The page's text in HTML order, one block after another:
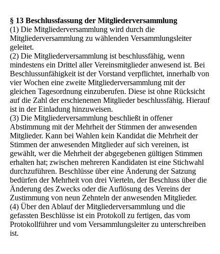
§ 13 Beschlussfassung der Mitgliederversammlung
(1) Die Mitgliederversammlung wird durch die
Mitgliederversammlung zu wählenden Versammlungsleiter
geleitet.
(2) Die Mitgliederversammlung ist beschlussfähig, wenn
mindestens ein Drittel aller Vereinsmitglieder anwesend ist. Bei
Beschlussunfähigkeit ist der Vorstand verpflichtet, innerhalb von
vier Wochen eine zweite Mitgliederversammlung mit der
gleichen Tagesordnung einzuberufen. Diese ist ohne Rücksicht
auf die Zahl der erschienenen Mitglieder beschlussfähig. Hierauf
ist in der Einladung hinzuweisen.
(3) Die Mitgliederversammlung beschließt in offener
Abstimmung mit der Mehrheit der Stimmen der anwesenden
Mitglieder. Kann bei Wahlen kein Kandidat die Mehrheit der
Stimmen der anwesenden Mitglieder auf sich vereinen, ist
gewählt, wer die Mehrheit der abgegebenen gültigen Stimmen
erhalten hat; zwischen mehreren Kandidaten ist eine Stichwahl
durchzuführen. Beschlüsse über eine Änderung der Satzung
bedürfen der Mehrheit von drei Vierteln, der Beschluss über die
Änderung des Zwecks oder die Auflösung des Vereins der
Zustimmung von neun Zehnteln der anwesenden Mitglieder.
(4) Über den Ablauf der Mitgliederversammlung und die
gefassten Beschlüsse ist ein Protokoll zu fertigen, das vom
Protokollführer und vom Versammlungsleiter zu unterschreiben
ist.